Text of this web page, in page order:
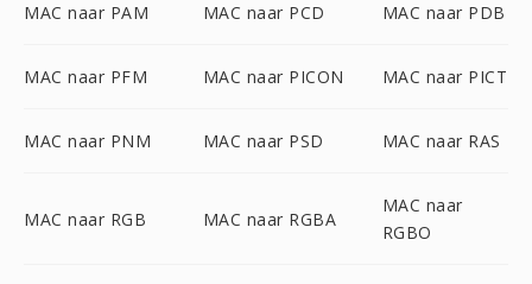
MAC naar PAM MAC naar PCD MAC naar PDB
MAC naar PFM MAC naar PICON MAC naar PICT
MAC naar PNM MAC naar PSD MAC naar RAS
MAC naar RGB MAC naar RGBA
MAC naar
RGBO